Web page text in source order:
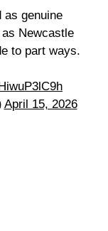
as genuine
Newcastle
to part ways.
April 15, 2026